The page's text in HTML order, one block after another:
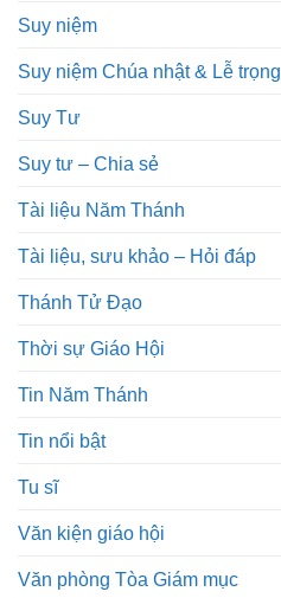
Suy niệm
Suy niệm Chúa nhật & Lễ trọng
Suy Tư
Suy tư – Chia sẻ
Tài liệu Năm Thánh
Tài liệu, sưu khảo – Hỏi đáp
Thánh Tử Đạo
Thời sự Giáo Hội
Tin Năm Thánh
Tin nổi bật
Tu sĩ
Văn kiện giáo hội
Văn phòng Tòa Giám mục